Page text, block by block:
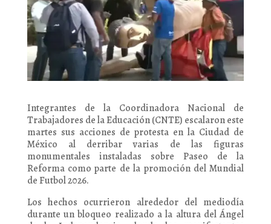
Integrantes de la Coordinadora Nacional de
Trabajadores de la Educación (CNTE) escalaron este
martes sus acciones de protesta en la Ciudad de
México al derribar varias de las figuras
monumentales instaladas sobre Paseo de la
Reforma como parte de la promoción del Mundial
de Futbol 2026.
Los hechos ocurrieron alrededor del mediodía
durante un bloqueo realizado a la altura del Ángel